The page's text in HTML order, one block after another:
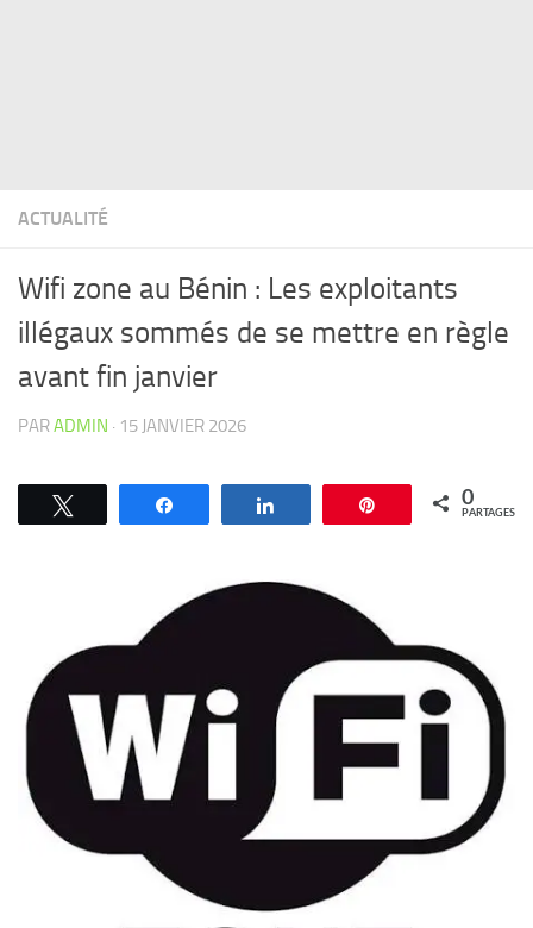
ACTUALITÉ
Wifi zone au Bénin : Les exploitants
illégaux sommés de se mettre en règle
avant fin janvier
PARADMIN · 15 JANVIER 2026
Épingle 0
PARTAGES